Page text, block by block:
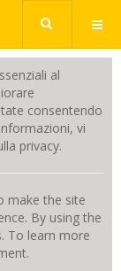
al
consentendo
vi
privacy.
make the site
By using the
To learn more